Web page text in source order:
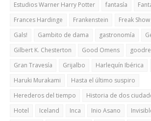
Estudios Warner Harry Potter
fantasía
Frances Hardinge
Frankenstein Freak Show
Gals!
Gambito de dama gastronomía
Gilbert K. Chesterton
Good Omens
Gran Travesía
Grijalbo Harlequín Ibérica
Haruki Murakami
Hasta el último suspiro
Herederos del tiempo
Historia de dos
Hotel
Iceland Inca Inio Asano